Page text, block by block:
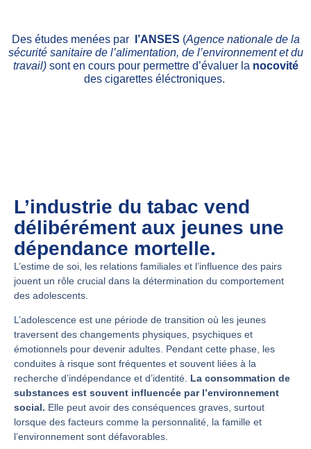
Des études menées par l’ANSES (Agence nationale de la
sécurité sanitaire de l’alimentation, de l’environnement et du
travail) sont en cours pour permettre d’évaluer la nocovité
des cigarettes éléctroniques.
L’industrie du tabac vend
délibérément aux jeunes une
dépendance mortelle.
L’estime de soi, les relations familiales et l’influence des pairs
jouent un rôle crucial dans la détermination du comportement
des adolescents.
L’adolescence est une période de transition où les jeunes
traversent des changements physiques, psychiques et
émotionnels pour devenir adultes. Pendant cette phase, les
conduites à risque sont fréquentes et souvent liées à la
recherche d’indépendance et d’identité. La consommation de
substances est souvent influencée par l’environnement
social. Elle peut avoir des conséquences graves, surtout
lorsque des facteurs comme la personnalité, la famille et
l’environnement sont défavorables.